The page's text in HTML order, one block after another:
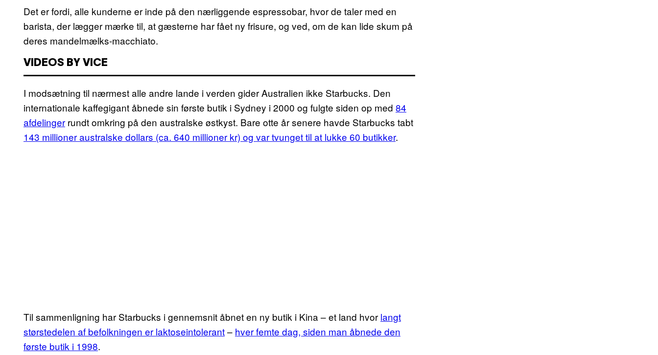
Det er fordi, alle kunderne er inde på den nærliggende espressobar, hvor de taler med en
barista, der lægger mærke til, at gæsterne har fået ny frisure, og ved, om de kan lide skum på
deres mandelmælks-macchiato.
VIDEOS BY VICE
I modsætning til nærmest alle andre lande i verden gider Australien ikke Starbucks. Den
internationale kaffegigant åbnede sin første butik i Sydney i 2000 og fulgte siden op med 84
afdelinger rundt omkring på den australske østkyst. Bare otte år senere havde Starbucks tabt
143 millioner australske dollars (ca. 640 millioner kr) og var tvunget til at lukke 60 butikker.
Til sammenligning har Starbucks i gennemsnit åbnet en ny butik i Kina – et land hvor langt
størstedelen af befolkningen er laktoseintolerant– hver femte dag, siden man åbnede den
første butik i 1998.